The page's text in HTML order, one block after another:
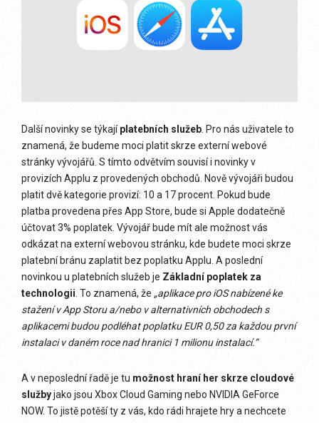
Další novinky se týkajíplatebních služeb . Pro nás uživatele to
znamená, že budeme moci platit skrze externí webové
stránky vývojářů. S tímto odvětvím souvisí i novinky v
provizích Applu z provedených obchodů. Nově vývojáři budou
platit dvě kategorie provizí: 10 a 17 procent. Pokud bude
platba provedena přes App Store, bude si Apple dodatečně
účtovat 3% poplatek. Vývojář bude mít ale možnost vás
odkázat na externí webovou stránku, kde budete moci skrze
platební bránu zaplatit bez poplatku Applu. A poslední
novinkou u platebních služeb je Základní poplatek za
technologii . To znamená, že „aplikace pro iOS nabízené ke
stažení v App Storu a/nebo v alternativních obchodech s
aplikacemi budou podléhat poplatku EUR 0,50 za každou první
instalaci v daném roce nad hranici 1 milionu instalací.“
A v neposlední řadě je tu možnost hraní her skrze cloudové
službyjako jsou Xbox Cloud Gaming nebo NVIDIA GeForce
NOW. To jistě potěší ty z vás, kdo rádi hrajete hry a nechcete